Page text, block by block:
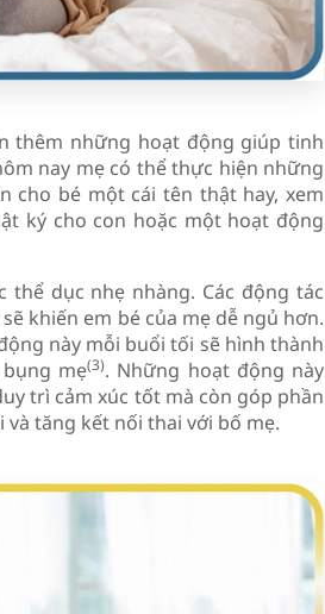
thêm những hoạt động giúp tinh
nay mẹ có thể thực hiện những
cho bé một cái tên thật hay, xem
ký cho con hoặc một hoạt động
dục nhẹ nhàng. Các động tác
khiến em bé của mẹ dễ ngủ hơn.
này mỗi buổi tối sẽ hình thành
mẹ(3). Những hoạt động này
trì cảm xúc tốt mà còn góp phần
tăng kết nối thai với bố mẹ.